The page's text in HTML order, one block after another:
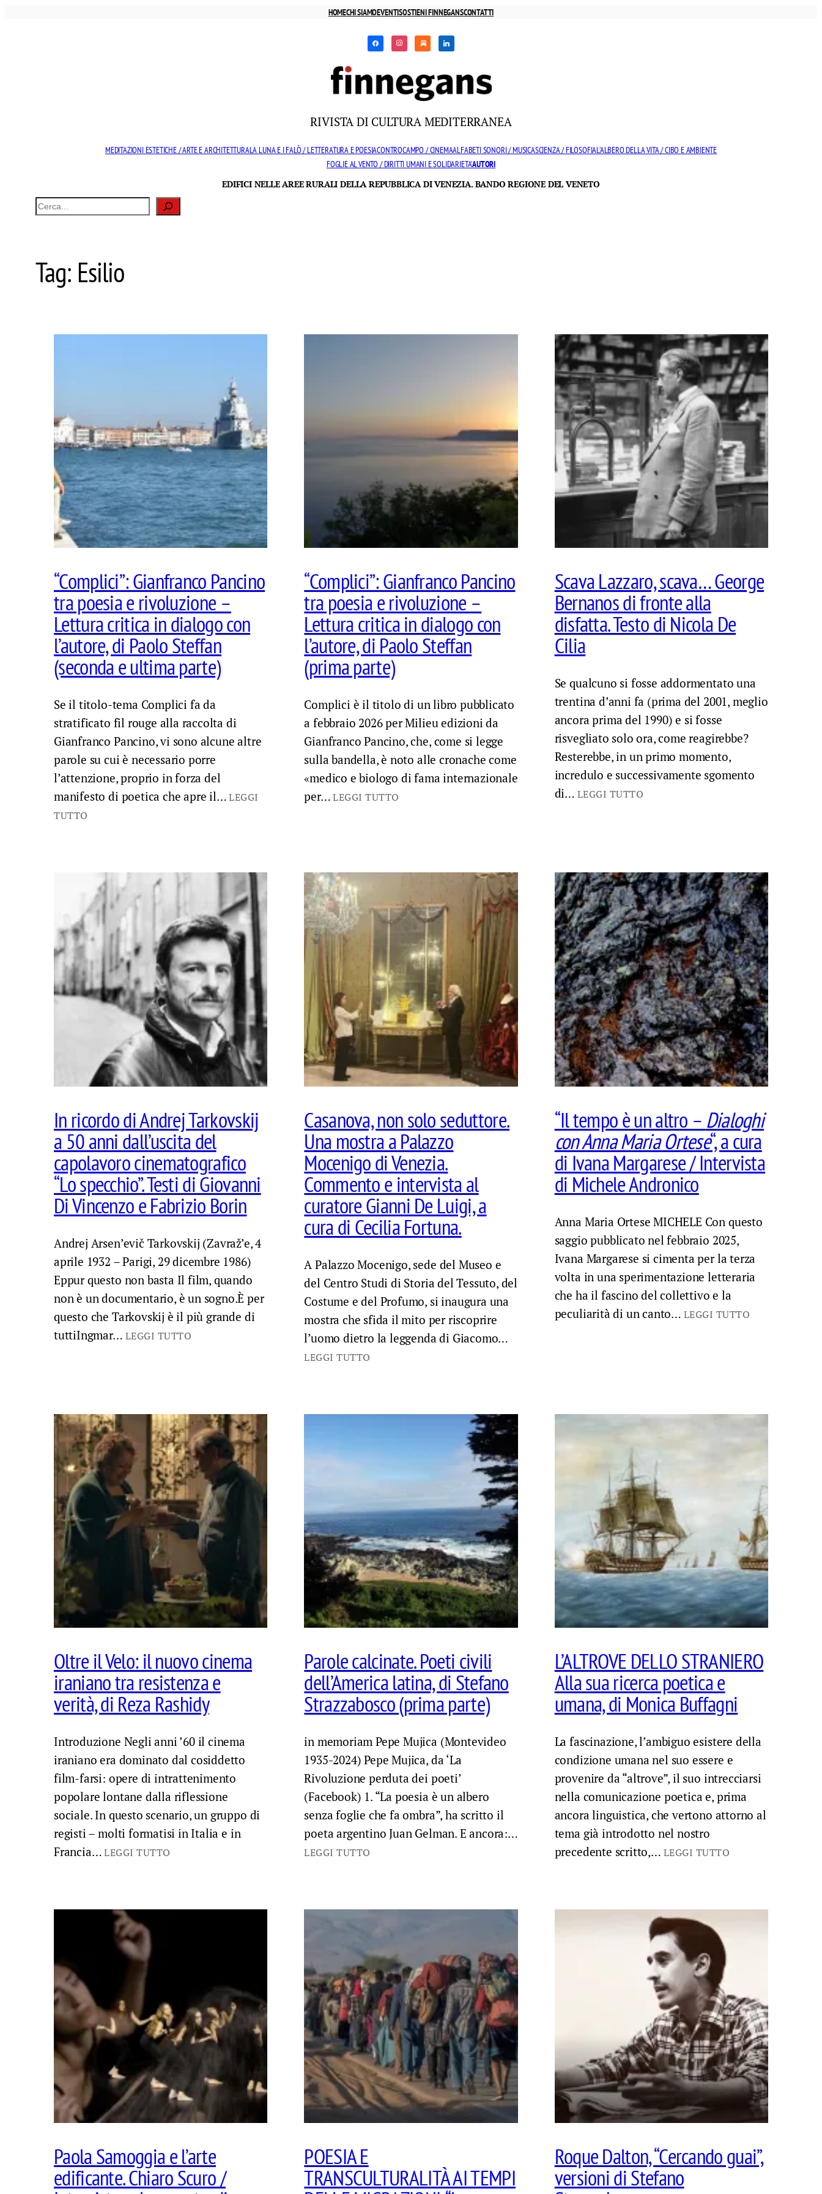
HOMECHI SIAMOEVENTISOSTIENI FINNEGANSCONTATTI
facebookinstagram
substacklinkedin
RIVISTA DI CULTURA MEDITERRANEA
MEDITAZIONI ESTETICHE / ARTE E ARCHITETTURALA LUNA E I FALÒ / LETTERATURA E POESIACONTROCAMPO / CINEMAALFABETI SONORI / MUSICASCIENZA / FILOSOFIAL’ALBERO DELLA VITA / CIBO E AMBIENTE
FOGLIE AL VENTO / DIRITTI UMANI E SOLIDARIETA’AUTORI
EDIFICI NELLE AREE RURALI DELLA REPUBBLICA DI VENEZIA. BANDO REGIONE DEL VENETO
Cerca
Tag: Esilio
“Complici”: Gianfranco Pancino
tra poesia e rivoluzione –
Lettura critica in dialogo con
l’autore, di Paolo Steffan
(seconda e ultima parte)
Se il titolo-tema Complici fa da
stratificato fil rouge alla raccolta di
Gianfranco Pancino, vi sono alcune altre
parole su cui è necessario porre
l’attenzione, proprio in forza del
manifesto di poetica che apre il…LEGGI
TUTTO
“Complici”: Gianfranco Pancino
tra poesia e rivoluzione –
Lettura critica in dialogo con
l’autore, di Paolo Steffan
(prima parte)
Complici è il titolo di un libro pubblicato
a febbraio 2026 per Milieu edizioni da
Gianfranco Pancino, che, come si legge
sulla bandella, è noto alle cronache come
«medico e biologo di fama internazionale
per…LEGGI TUTTO
Scava Lazzaro, scava… George
Bernanos di fronte alla
disfatta. Testo di Nicola De
Cilia
Se qualcuno si fosse addormentato una
trentina d’anni fa (prima del 2001, meglio
ancora prima del 1990) e si fosse
risvegliato solo ora, come reagirebbe?
Resterebbe, in un primo momento,
incredulo e successivamente sgomento
di… LEGGI TUTTO
In ricordo di Andrej Tarkovskij
a 50 anni dall’uscita del
capolavoro cinematografico
“Lo specchio”. Testi di Giovanni
Di Vincenzo e Fabrizio Borin
Andrej Arsen’evič Tarkovskij (Zavraž’e, 4
aprile 1932 – Parigi, 29 dicembre 1986)
Eppur questo non basta Il film, quando
non è un documentario, è un sogno.È per
questo che Tarkovskij è il più grande di
tuttiIngmar… LEGGI TUTTO
Casanova, non solo seduttore.
Una mostra a Palazzo
Mocenigo di Venezia.
Commento e intervista al
curatore Gianni De Luigi, a
cura di Cecilia Fortuna.
A Palazzo Mocenigo, sede del Museo e
del Centro Studi di Storia del Tessuto, del
Costume e del Profumo, si inaugura una
mostra che sfida il mito per riscoprire
l’uomo dietro la leggenda di Giacomo…
LEGGI TUTTO
“Il tempo è un altro – Dialoghi
con Anna Maria Ortese“, a cura
di Ivana Margarese / Intervista
di Michele Andronico
Anna Maria Ortese MICHELE Con questo
saggio pubblicato nel febbraio 2025,
Ivana Margarese si cimenta per la terza
volta in una sperimentazione letteraria
che ha il fascino del collettivo e la
peculiarità di un canto… LEGGI TUTTO
Oltre il Velo: il nuovo cinema
iraniano tra resistenza e
verità, di Reza Rashidy
Introduzione Negli anni ’60 il cinema
iraniano era dominato dal cosiddetto
film-farsi: opere di intrattenimento
popolare lontane dalla riflessione
sociale. In questo scenario, un gruppo di
registi – molti formatisi in Italia e in
Francia…LEGGI TUTTO
Parole calcinate. Poeti civili
dell’America latina, di Stefano
Strazzabosco (prima parte)
in memoriam Pepe Mujica (Montevideo
1935-2024) Pepe Mujica, da ‘La
Rivoluzione perduta dei poeti’
(Facebook) 1. “La poesia è un albero
senza foglie che fa ombra”, ha scritto il
poeta argentino Juan Gelman. E ancora:…
LEGGI TUTTO
L’ALTROVE DELLO STRANIERO
Alla sua ricerca poetica e
umana, di Monica Buffagni
La fascinazione, l’ambiguo esistere della
condizione umana nel suo essere e
provenire da “altrove”, il suo intrecciarsi
nella comunicazione poetica e, prima
ancora linguistica, che vertono attorno al
tema già introdotto nel nostro
precedente scritto,… LEGGI TUTTO
Paola Samoggia e l’arte
edificante. Chiaro Scuro /
POESIA E
TRANSCULTURALITÀ AI TEMPI
Roque Dalton, “Cercando guai”,
versioni di Stefano